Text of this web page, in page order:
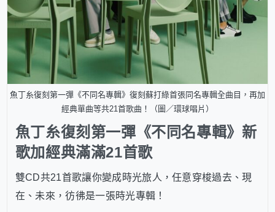
魚丁糸復刻第一彈《不同名專輯》復刻蘇打綠首張同名專輯全曲目，再加
經典單曲等共21首歌曲！（圖／環球唱片）
魚丁糸復刻第一彈《不同名專輯》新
歌加經典滿滿21首歌
雙CD共21首歌讓你變成時光旅人，任意穿梭過去、現
在、未來，彷彿是一張時光專輯！